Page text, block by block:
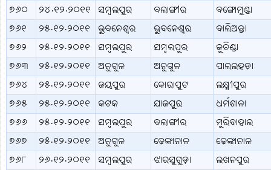
୭୬୦
୨୪.୧୨.୨୦୧୧ ସମ୍ବଲପୁର ବଲାଙ୍ଗୀର
ବଙ୍ଗୋମୁଣ୍ଡା
୭୬୧
୨୫.୧୨.୨୦୧୧ ଭୁବନେଶ୍ବର ଭୁବନେଶ୍ବର
ବାଲିଅନ୍ତା
୭୬୨
୨୫.୧୨.୨୦୧୧ ସମ୍ବଲପୁର ସମ୍ବଲପୁର
କୁଚିଣ୍ଡା
୭୬୩
୨୫.୧୨.୨୦୧୧ ଅନୁଗୁଳ ଅନୁଗୁଳ
ପାଲଲହଡ଼ା
୭୬୪
୨୫.୧୨.୨୦୧୧ ଜୟପୁର କୋରାପୁଟ
ଲକ୍ଷ୍ମୀପୁର
୭୬୫
୨୫.୧୨.୨୦୧୧ କଟକ ଯାଜପୁର
ଧର୍ମଶାଳା
୭୬୬
୨୫.୧୨.୨୦୧୧ ସମ୍ବଲପୁର ବଲାଙ୍ଗୀର
ମୁରିବାହାଲ
୭୬୭
୨୫.୧୨.୨୦୧୧ ଅନୁଗୁଳ ଢ଼େଙ୍କାନାଳ
ଢ଼େଙ୍କାନାଳ
୭୬୮
୨୬.୧୨.୨୦୧୧ ସମ୍ବଲପୁର ଝାରସୁଗୁଡ଼ା
ଲଖନପୁର